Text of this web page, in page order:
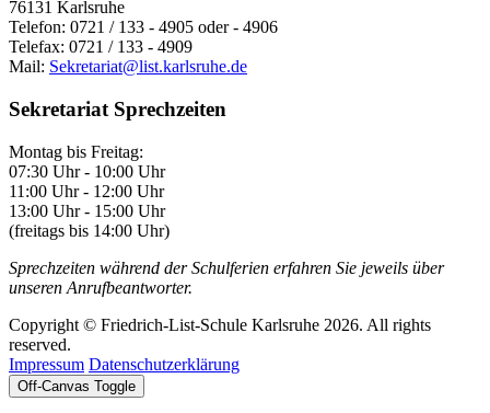
76131 Karlsruhe
Telefon: 0721 / 133 - 4905 oder - 4906
Telefax: 0721 / 133 - 4909
Mail: Sekretariat@list.karlsruhe.de
Sekretariat Sprechzeiten
Montag bis Freitag:
07:30 Uhr - 10:00 Uhr
11:00 Uhr - 12:00 Uhr
13:00 Uhr - 15:00 Uhr
(freitags bis 14:00 Uhr)
Sprechzeiten während der Schulferien erfahren Sie jeweils über
unseren Anrufbeantworter.
Copyright © Friedrich-List-Schule Karlsruhe 2026. All rights
reserved.
Impressum Datenschutzerklärung
Off-Canvas Toggle